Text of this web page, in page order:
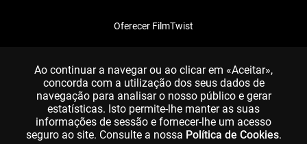
Oferecer FilmTwist
Ao continuar a navegar ou ao clicar em «Aceitar»,
concorda com a utilização dos seus dados de
navegação para analisar o nosso público e gerar
estatísticas. Isto permite-lhe manter as suas
informações de sessão e fornecer-lhe um acesso
seguro ao site. Consulte a nossa Política de Cookies.